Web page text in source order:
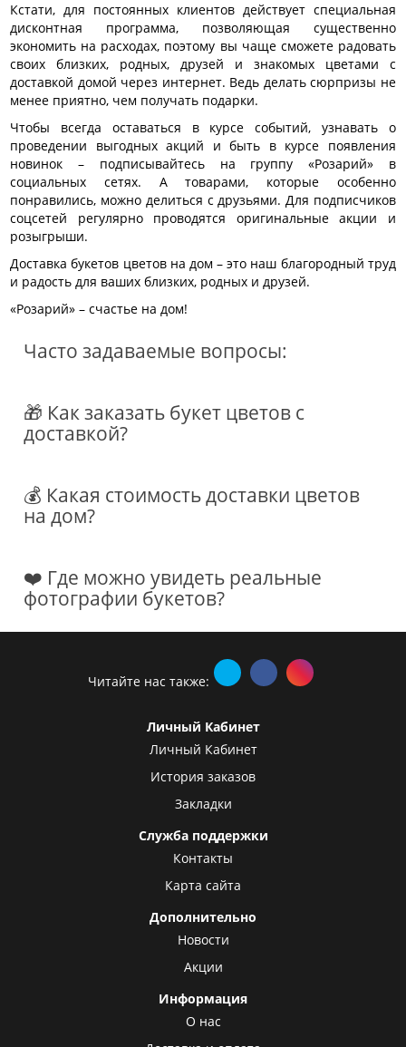
Кстати, для постоянных клиентов действует специальная
дисконтная программа, позволяющая существенно
экономить на расходах, поэтому вы чаще сможете радовать
своих близких, родных, друзей и знакомых цветами с
доставкой домой через интернет. Ведь делать сюрпризы не
менее приятно, чем получать подарки.
Чтобы всегда оставаться в курсе событий, узнавать о
проведении выгодных акций и быть в курсе появления
новинок – подписывайтесь на группу «Розарий» в
социальных сетях. А товарами, которые особенно
понравились, можно делиться с друзьями. Для подписчиков
соцсетей регулярно проводятся оригинальные акции и
розыгрыши.
Доставка букетов цветов на дом – это наш благородный труд
и радость для ваших близких, родных и друзей.
«Розарий» – счастье на дом!
Часто задаваемые вопросы:
🎁 Как заказать букет цветов с
доставкой?
💰 Какая стоимость доставки цветов
на дом?
❤️ Где можно увидеть реальные
фотографии букетов?
Читайте нас также:
Личный Кабинет
Личный Кабинет
История заказов
Закладки
Служба поддержки
Контакты
Карта сайта
Дополнительно
Новости
Акции
Информация
О нас